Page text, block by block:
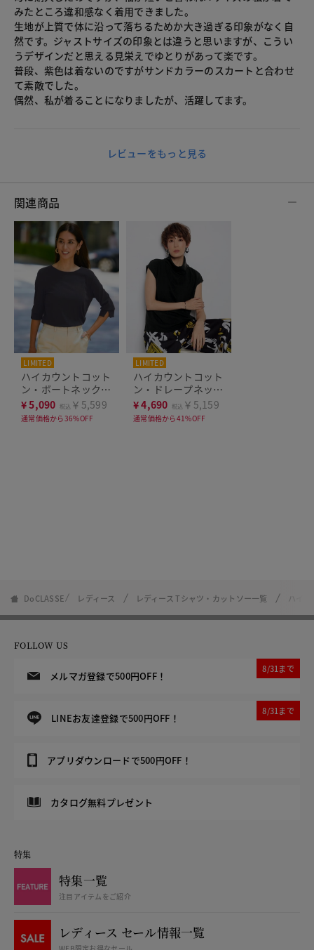
みたところ違和感なく着用できました。
生地が上質で体に沿って落ちるためか大き過ぎる印象がなく自
然です。ジャストサイズの印象とは違うと思いますが、こうい
うデザインだと思える見栄えでゆとりがあって楽です。
普段、紫色は着ないのですがサンドカラーのスカートと合わせ
て素敵でした。
偶然、私が着ることになりましたが、活躍してます。
レビューをもっと見る
関連商品
LIMITED
ハイカウントコット
ン・ボートネック／
7分袖
¥5,090 税込 ￥5,599
通常価格から36%OFF
LIMITED
ハイカウントコット
ン・ドレープネック
フレンチ
¥4,690 税込 ￥5,159
通常価格から41%OFF
DoCLASSE レディース レディース Tシャツ・カットソー一覧 ハイ
FOLLOW US
メルマガ登録で500円OFF！
8/31まで
LINEお友達登録で500円OFF！
8/31まで
アプリダウンロードで500円OFF！
カタログ無料プレゼント
特集
特集一覧
注目アイテムをご紹介
レディース セール情報一覧